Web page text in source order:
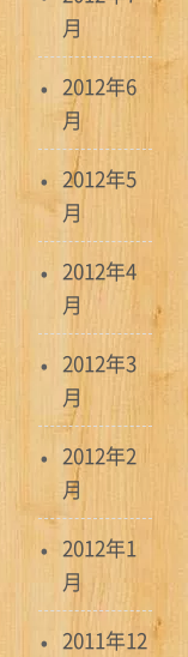
月
2012年6
月
2012年5
月
2012年4
月
2012年3
月
2012年2
月
2012年1
月
2011年12